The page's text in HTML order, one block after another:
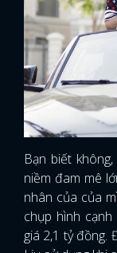
Bạn biết
niềm đam mê
nhân của của
chụp hình
giá 2,1 tỷ